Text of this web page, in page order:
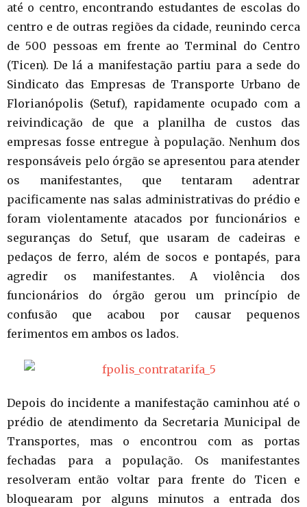
até o centro, encontrando estudantes de escolas do
centro e de outras regiões da cidade, reunindo cerca
de 500 pessoas em frente ao Terminal do Centro
(Ticen). De lá a manifestação partiu para a sede do
Sindicato das Empresas de Transporte Urbano de
Florianópolis (Setuf), rapidamente ocupado com a
reivindicação de que a planilha de custos das
empresas fosse entregue à população. Nenhum dos
responsáveis pelo órgão se apresentou para atender
os manifestantes, que tentaram adentrar
pacificamente nas salas administrativas do prédio e
foram violentamente atacados por funcionários e
seguranças do Setuf, que usaram de cadeiras e
pedaços de ferro, além de socos e pontapés, para
agredir os manifestantes. A violência dos
funcionários do órgão gerou um princípio de
confusão que acabou por causar pequenos
ferimentos em ambos os lados.
Depois do incidente a manifestação caminhou até o
prédio de atendimento da Secretaria Municipal de
Transportes, mas o encontrou com as portas
fechadas para a população. Os manifestantes
resolveram então voltar para frente do Ticen e
bloquearam por alguns minutos a entrada dos